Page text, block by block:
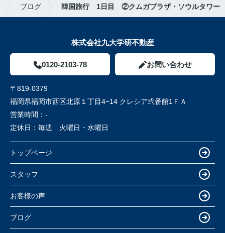
ブログ 韓国旅行 1日目 ②クムガプラザ・ソウルタワー
株式会社九大学研不動産
0120-2103-78 お問い合わせ
〒819-0379
福岡県福岡市西区北原１丁目4−14 クレシア弐番館1ＦＡ
営業時間： -
定休日： 毎週 火曜日・水曜日
トップページ
スタッフ
お客様の声
ブログ